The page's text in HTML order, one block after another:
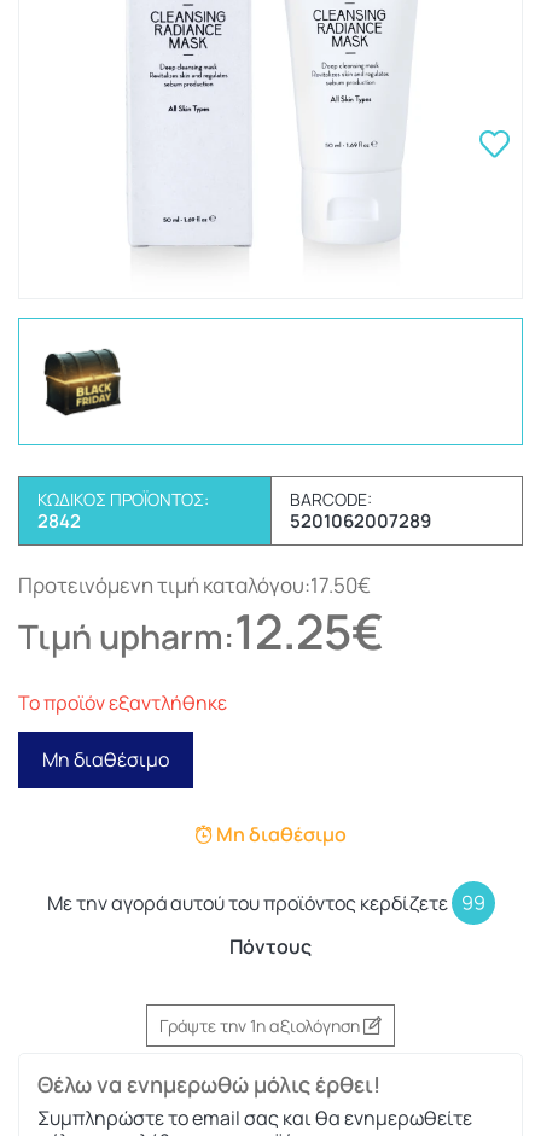
ΚΩΔΙΚΌΣ ΠΡΟΪΌΝΤΟΣ:
2842
BARCODE:
5201062007289
Προτεινόμενη τιμή καταλόγου:17.50€
Τιμή upharm:12.25€
Το προϊόν εξαντλήθηκε
Μη διαθέσιμο
Μη διαθέσιμο
Με την αγορά αυτού του προϊόντος κερδίζετε 99
Πόντους
Γράψτε την 1η αξιολόγηση
Θέλω να ενημερωθώ μόλις έρθει!
Συμπληρώστε το email σας και θα ενημερωθείτε